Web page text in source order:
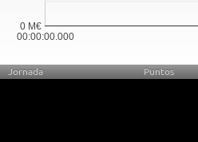
00:00:00.000
0 M€
Jornada Puntos